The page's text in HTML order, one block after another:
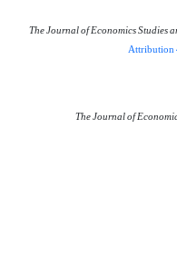
The Journal of Economics Studies
Attribution
The Journal of